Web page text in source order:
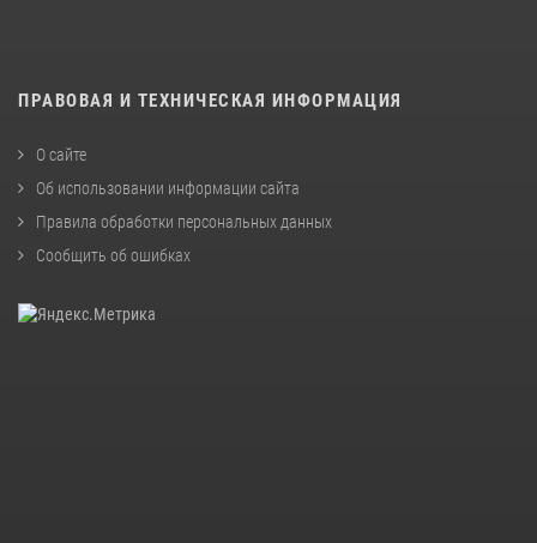
ПРАВОВАЯ И ТЕХНИЧЕСКАЯ ИНФОРМАЦИЯ
О сайте
Об использовании информации сайта
Правила обработки персональных данных
Сообщить об ошибках